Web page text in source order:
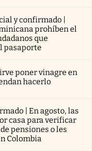
y confirmado |
prohíben el
que
pasaporte
poner vinagre en
hacerlo
| En agosto, las
casa para verificar
pensiones o les
Colombia